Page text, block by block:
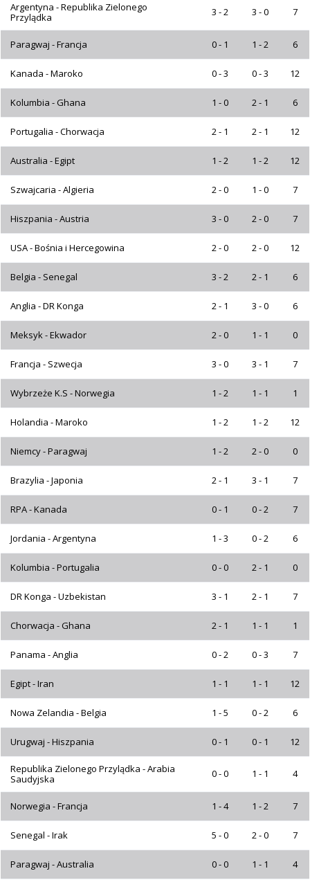
Argentyna - Republika Zielonego
Przylądka
3 - 2 3 - 0 7
Paragwaj - Francja 0 - 1 1 - 2 6
Kanada - Maroko 0 - 3 0 - 3 12
Kolumbia - Ghana 1 - 0 2 - 1 6
Portugalia - Chorwacja 2 - 1 2 - 1 12
Australia - Egipt 1 - 2 1 - 2 12
Szwajcaria - Algieria 2 - 0 1 - 0 7
Hiszpania - Austria 3 - 0 2 - 0 7
USA - Bośnia i Hercegowina 2 - 0 2 - 0 12
Belgia - Senegal 3 - 2 2 - 1 6
Anglia - DR Konga 2 - 1 3 - 0 6
Meksyk - Ekwador 2 - 0 1 - 1 0
Francja - Szwecja 3 - 0 3 - 1 7
Wybrzeże K.S - Norwegia 1 - 2 1 - 1 1
Holandia - Maroko 1 - 2 1 - 2 12
Niemcy - Paragwaj 1 - 2 2 - 0 0
Brazylia - Japonia 2 - 1 3 - 1 7
RPA - Kanada 0 - 1 0 - 2 7
Jordania - Argentyna 1 - 3 0 - 2 6
Kolumbia - Portugalia 0 - 0 2 - 1 0
DR Konga - Uzbekistan 3 - 1 2 - 1 7
Chorwacja - Ghana 2 - 1 1 - 1 1
Panama - Anglia 0 - 2 0 - 3 7
Egipt - Iran 1 - 1 1 - 1 12
Nowa Zelandia - Belgia 1 - 5 0 - 2 6
Urugwaj - Hiszpania 0 - 1 0 - 1 12
Republika Zielonego Przylądka - Arabia
Saudyjska
0 - 0 1 - 1 4
Norwegia - Francja 1 - 4 1 - 2 7
Senegal - Irak 5 - 0 2 - 0 7
Paragwaj - Australia 0 - 0 1 - 1 4